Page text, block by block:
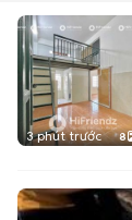
3 phút trước 8